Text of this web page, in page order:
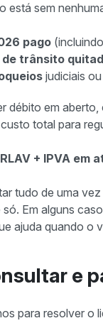
está sem
pago
trânsito
judiciais
débito em
total para
+ IPVA em
tudo de uma
Em alguns
ajuda quando o
e
para resolver o